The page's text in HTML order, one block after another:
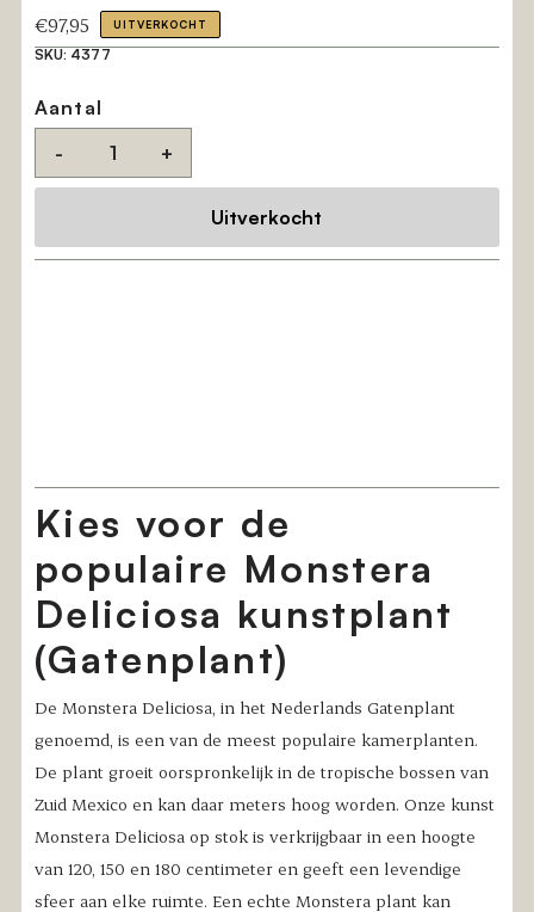
Reguliere
prijs
€97,95 UITVERKOCHT
SKU: 4377
Aantal
-
+
Kies voor de
populaire Monstera
Deliciosa kunstplant
(Gatenplant)
De Monstera Deliciosa, in het Nederlands Gatenplant
genoemd, is een van de meest populaire kamerplanten.
De plant groeit oorspronkelijk in de tropische bossen van
Zuid Mexico en kan daar meters hoog worden. Onze kunst
Monstera Deliciosa op stok is verkrijgbaar in een hoogte
van 120, 150 en 180 centimeter en geeft een levendige
sfeer aan elke ruimte. Een echte Monstera plant kan